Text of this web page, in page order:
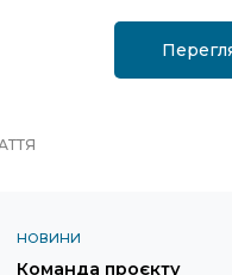
НОВИНИ
Команда проєкту